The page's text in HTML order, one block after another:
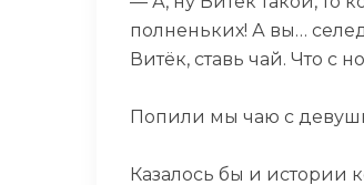
полненьких! А вы…
Витёк, ставь чай. Что с
Попили мы чаю с
Казалось бы и истории